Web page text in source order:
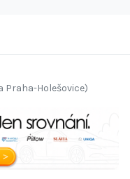
Praha-Holešovice)